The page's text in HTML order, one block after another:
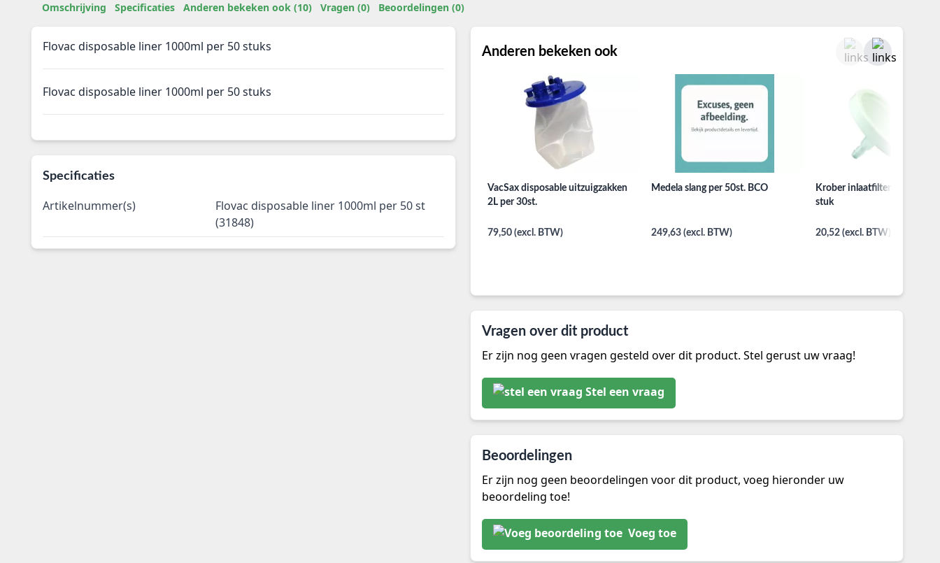
Omschrijving Specificaties Anderen bekeken ook (10) Vragen (0) Beoordelingen (0)
Flovac disposable liner 1000ml per 50 stuks
Flovac disposable liner 1000ml per 50 stuks
Specificaties
Artikelnummer(s)
Flovac disposable liner 1000ml per 50 st
(31848)
Anderen bekeken ook
VacSax disposable uitzuigzakken
2L per 30st.
79,50 (excl. BTW)
Medela slang per 50st. BCO
249,63 (excl. BTW)
Krober inlaatfilter fijnfilter
stuk
20,52 (excl. BTW)
Vragen over dit product
Er zijn nog geen vragen gesteld over dit product. Stel gerust uw vraag!
Stel een vraag
Beoordelingen
Er zijn nog geen beoordelingen voor dit product, voeg hieronder uw
beoordeling toe!
Voeg toe